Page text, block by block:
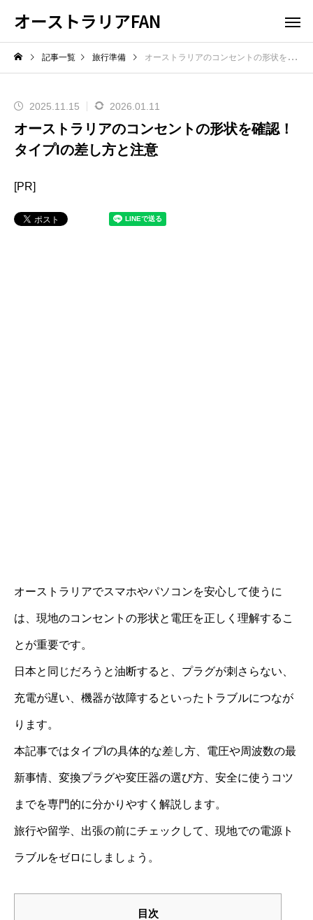
オーストラリアFAN
記事一覧 旅行準備 オーストラリアのコンセントの形状を確認！タイプIの差し方と注意
2025.11.15 2026.01.11
オーストラリアのコンセントの形状を確認！
タイプIの差し方と注意
[PR]
オーストラリアでスマホやパソコンを安心して使うに
は、現地のコンセントの形状と電圧を正しく理解するこ
とが重要です。
日本と同じだろうと油断すると、プラグが刺さらない、
充電が遅い、機器が故障するといったトラブルにつなが
ります。
本記事ではタイプIの具体的な差し方、電圧や周波数の最
新事情、変換プラグや変圧器の選び方、安全に使うコツ
までを専門的に分かりやすく解説します。
旅行や留学、出張の前にチェックして、現地での電源ト
ラブルをゼロにしましょう。
目次